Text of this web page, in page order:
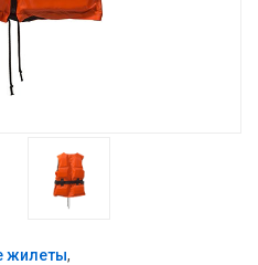
жилеты